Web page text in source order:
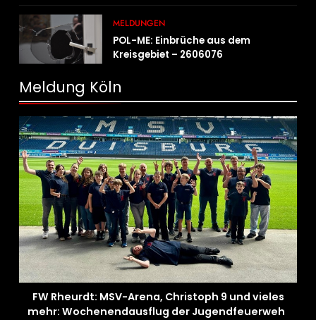
MELDUNGEN
POL-ME: Einbrüche aus dem
Kreisgebiet – 2606076
Meldung Köln
FW Rheurdt: MSV-Arena, Christoph 9 und vieles
mehr: Wochenendausflug der Jugendfeuerwehr